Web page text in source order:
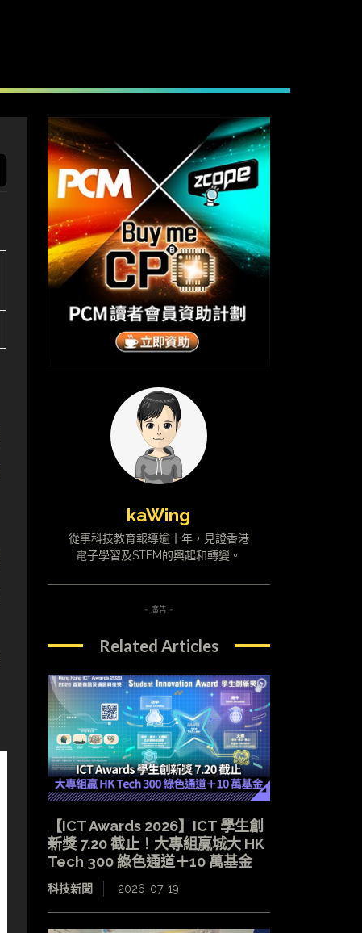
kaWing
從事科技教育報導逾十年，見證香港
電子學習及STEM的興起和轉變。
- 廣告 -
Related Articles
【ICT Awards 2026】ICT 學生創
新獎 7.20 截止！大專組贏城大 HK
Tech 300 綠色通道＋10 萬基金
科技新聞 2026-07-19